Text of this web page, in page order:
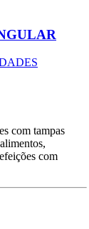
com tampas
com